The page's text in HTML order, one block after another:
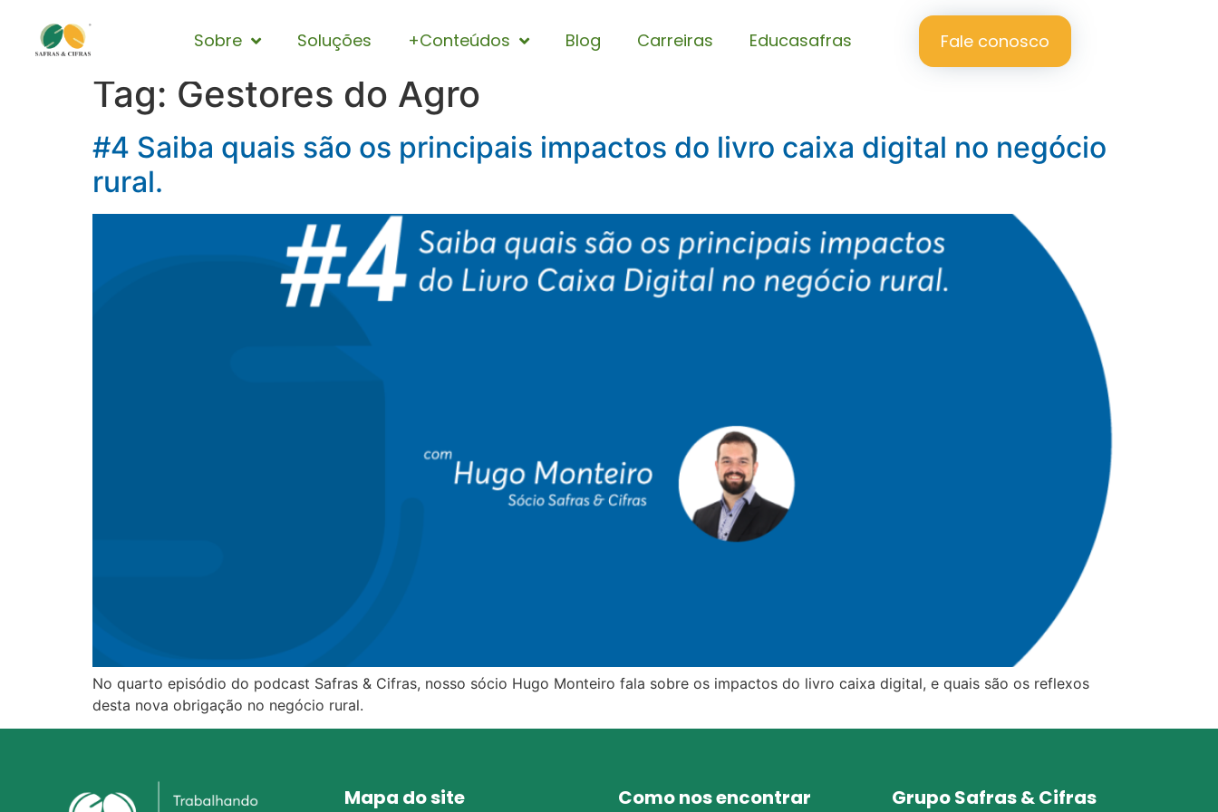
Sobre Soluções +Conteúdos Blog Carreiras Educasafras Fale conosco
Tag: Gestores do Agro
#4 Saiba quais são os principais impactos do livro caixa digital no negócio
rural.
No quarto episódio do podcast Safras & Cifras, nosso sócio Hugo Monteiro fala sobre os impactos do livro caixa digital, e quais são os reflexos
desta nova obrigação no negócio rural.
Mapa do site Como nos encontrar Grupo Safras & Cifras